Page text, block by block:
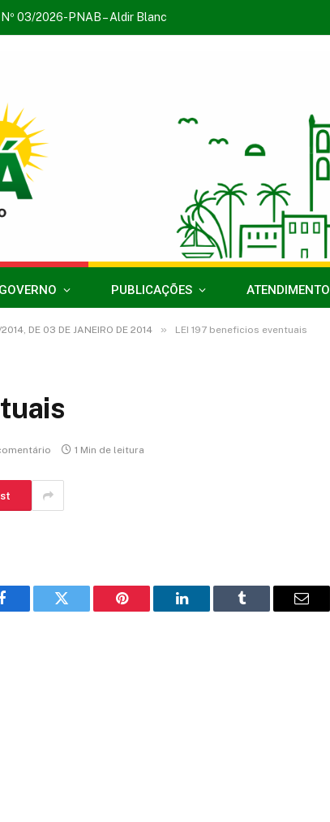
03/2026-PNAB – Aldir Blanc
PUBLICAÇÕES ATENDIMENTO
DE 03 DE JANEIRO DE 2014 » LEI 197 beneficios eventuais
1 Min de leitura
Facebook Twitter Pinterest LinkedIn Tumblr
E-